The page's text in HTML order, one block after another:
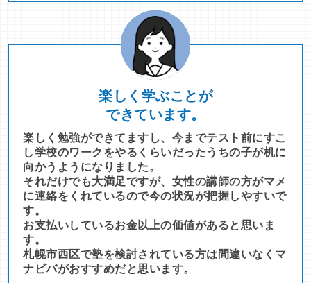
楽しく学ぶことが
できています。
楽しく勉強ができてますし、今までテスト前にすこ
し学校のワークをやるくらいだったうちの子が机に
向かうようになりました。
それだけでも大満足ですが、女性の講師の方がマメ
に連絡をくれているので今の状況が把握しやすいで
す。
お支払いしているお金以上の価値があると思いま
す。
札幌市西区で塾を検討されている方は間違いなくマ
ナビバがおすすめだと思います。